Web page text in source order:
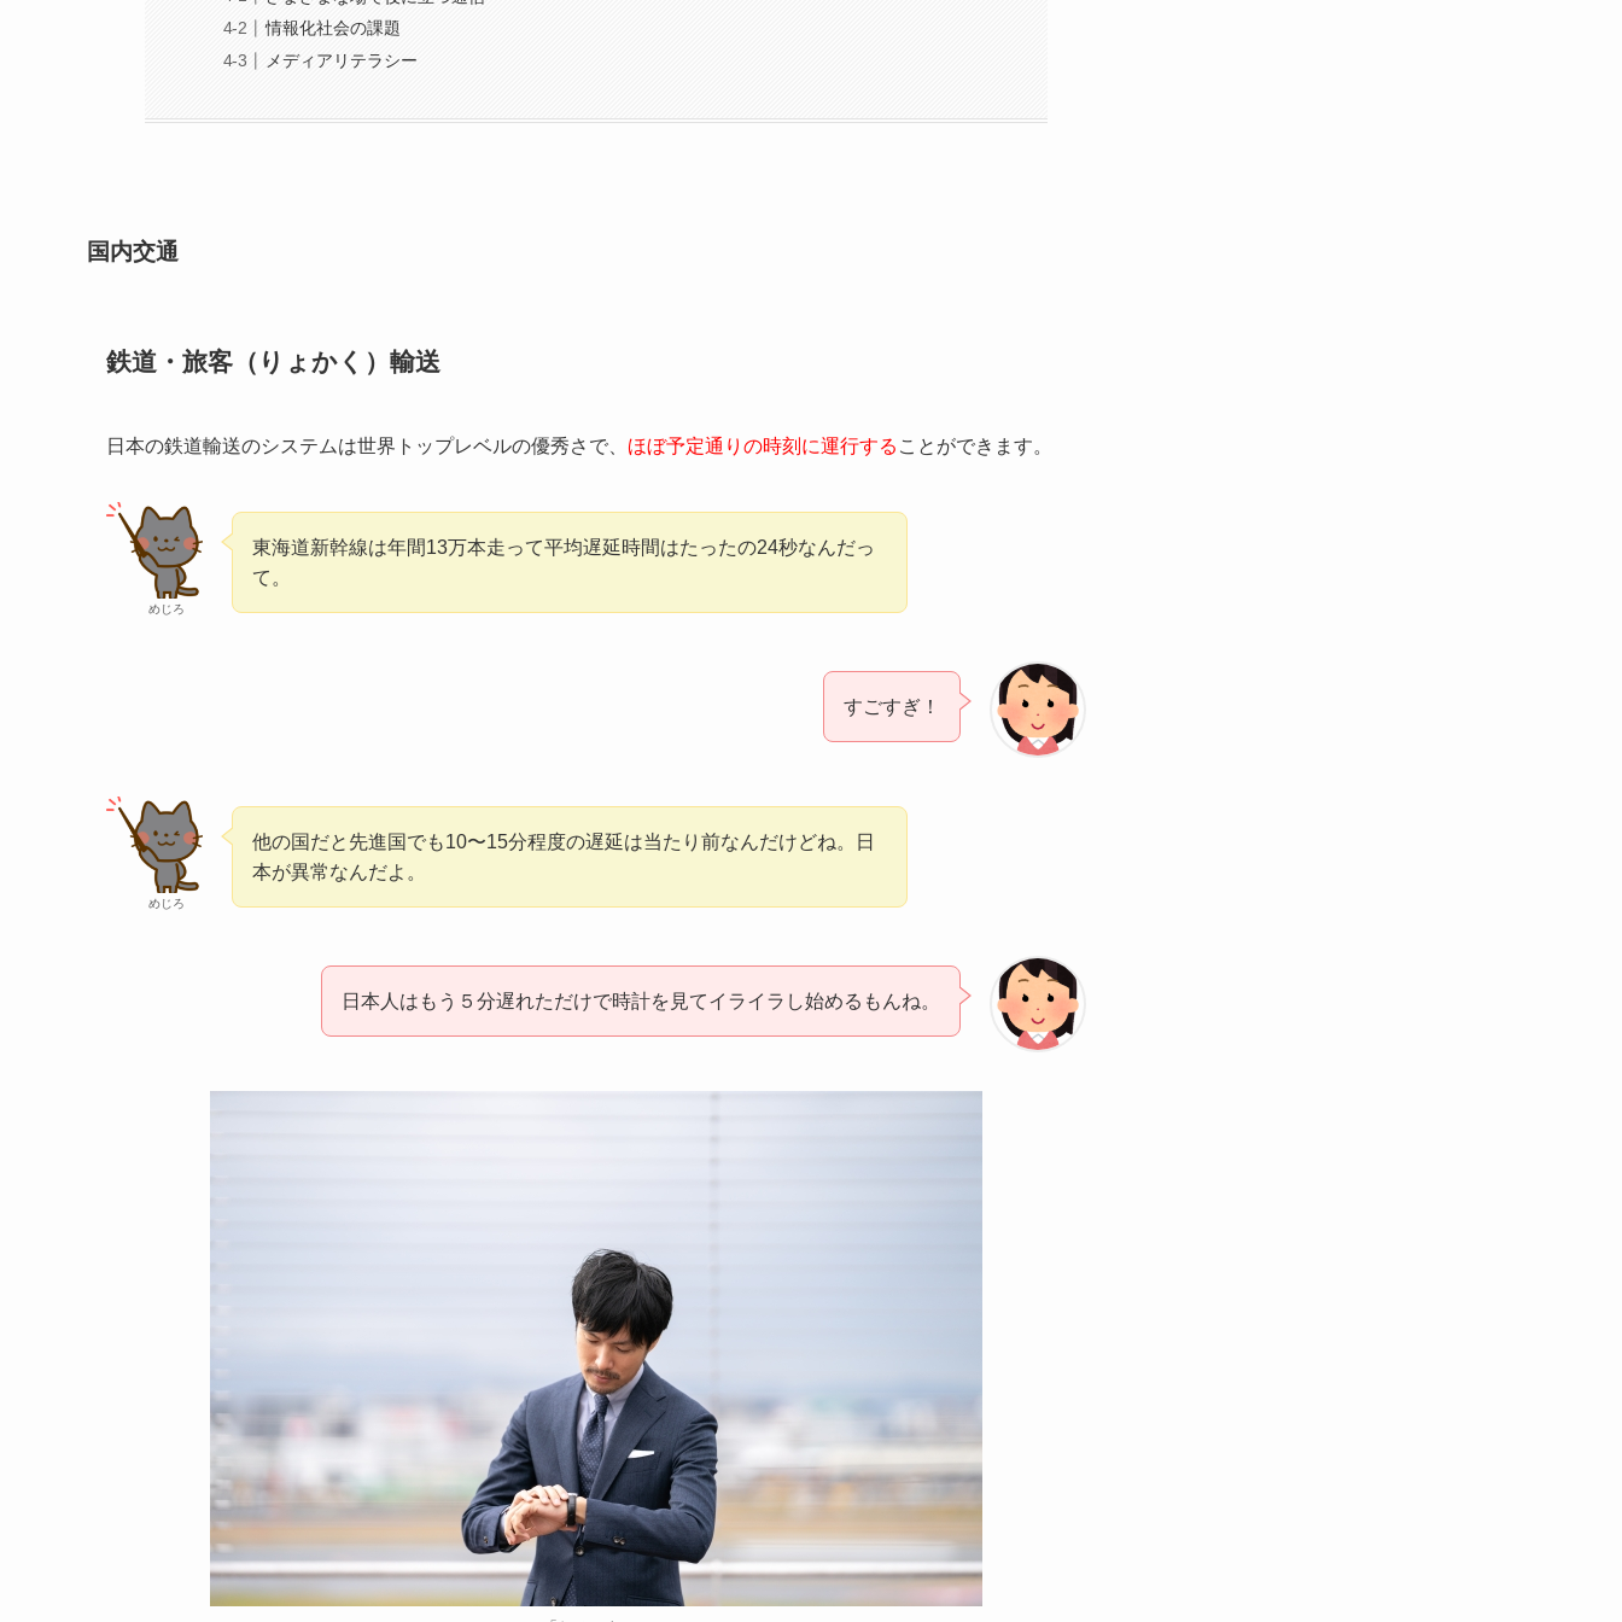
情報化社会の課題
メディアリテラシー
国内交通
鉄道・旅客（りょかく）輸送
日本の鉄道輸送のシステムは世界トップレベルの優秀さで、 ほぼ予定通りの時刻に運行する ことができます。
めじろ
東海道新幹線は年間13万本走って平均遅延時間はたったの24秒なんだっ
て。
すごすぎ！
めじろ
他の国だと先進国でも10〜15分程度の遅延は当たり前なんだけどね。日
本が異常なんだよ。
日本人はもう５分遅れただけで時計を見てイライラし始めるもんね。